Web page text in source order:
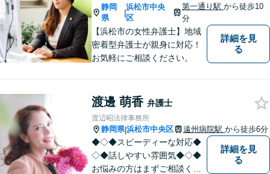
静岡
県
|
浜松市中央
区
第一通り駅 から徒歩10
分
【浜松市の女性弁護士】地域
密着型弁護士が親身に対応！
お気軽にご相談ください。
詳細を見
る
渡邊 萌香 弁護士
渡辺昭法律事務所
静岡県|浜松市中央区 遠州病院駅 から徒歩6分
◆◇◆スピーディーな対応◆
◇◆話しやすい雰囲気◆◇◆
お悩みの方はまずご相談くだ
詳細を見
る